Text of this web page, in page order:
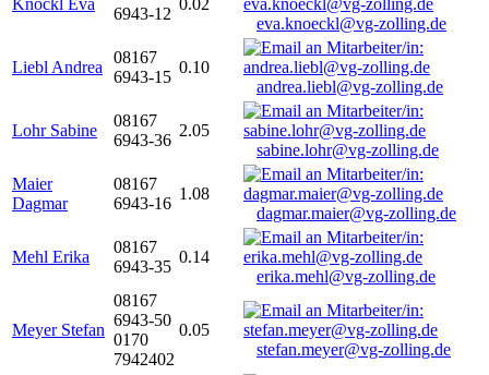
Knöckl Eva
6943-12
0.02
eva.knoeckl@vg-zolling.de
Liebl Andrea
08167
6943-15
0.10
andrea.liebl@vg-zolling.de
Lohr Sabine
08167
6943-36
2.05
sabine.lohr@vg-zolling.de
Maier
Dagmar
08167
6943-16
1.08
dagmar.maier@vg-zolling.de
Mehl Erika
08167
6943-35
0.14
erika.mehl@vg-zolling.de
Meyer Stefan
08167
6943-50
0170
7942402
0.05
stefan.meyer@vg-zolling.de